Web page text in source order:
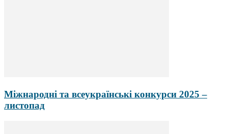
Міжнародні та всеукраїнські конкурси 2025 –
листопад